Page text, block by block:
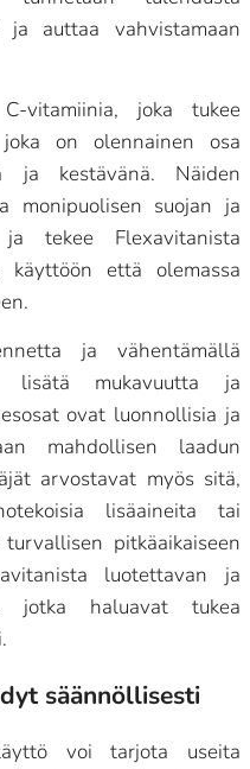
ja auttaa vahvistamaan
vitamiinia, joka tukee
joka on olennainen osa
ja kestävänä. Näiden
monipuolisen suojan ja
tekee Flexavitanista
käyttöön että olemassa
ja vähentämällä
lisätä mukavuutta ja
ovat luonnollisia ja
mahdollisen laadun
arvostavat myös sitä,
lisäaineita tai
pitkäaikaiseen
luotettavan ja
jotka haluavat tukea
säännöllisesti
voi tarjota useita